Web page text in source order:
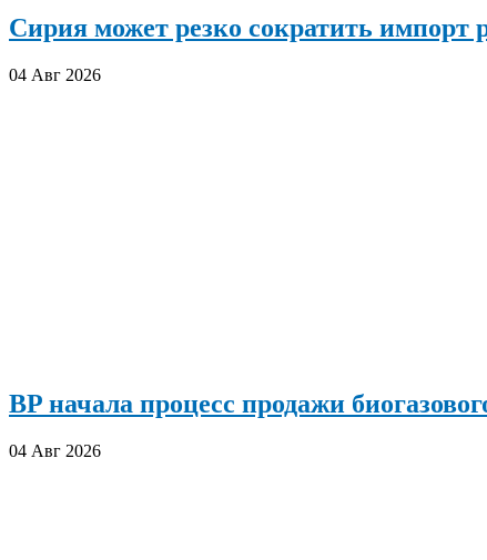
Сирия может резко сократить импорт
04 Авг 2026
BP начала процесс продажи
04 Авг 2026